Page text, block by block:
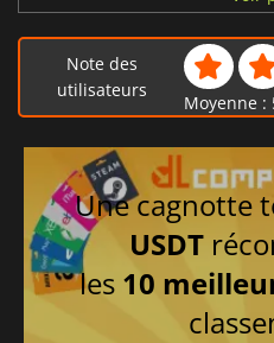
Allemand
Russe
Chinois simplifié
Chinois traditionnel
Note des
utilisateurs
Moyenne :
Une cagnotte
USDT
les 10